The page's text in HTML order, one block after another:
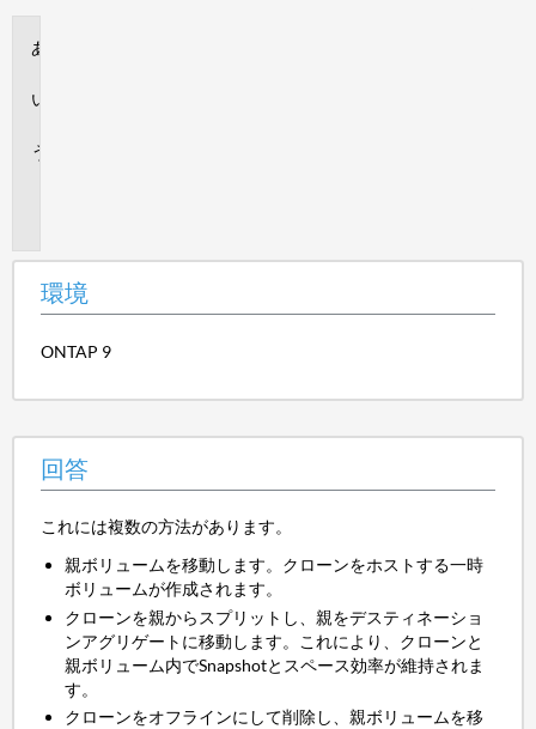
環境
ONTAP 9
回答
これには複数の方法があります。
親ボリュームを移動します。クローンをホストする一時
ボリュームが作成されます。
クローンを親からスプリットし、親をデスティネーショ
ンアグリゲートに移動します。これにより、クローンと
親ボリューム内でSnapshotとスペース効率が維持されま
す。
クローンをオフラインにして削除し、親ボリュームを移